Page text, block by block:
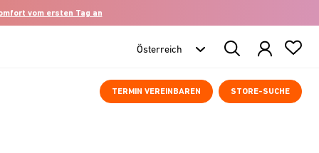
vom ersten Tag an
Search
Products
TERMIN VEREINBAREN STORE-SUCHE